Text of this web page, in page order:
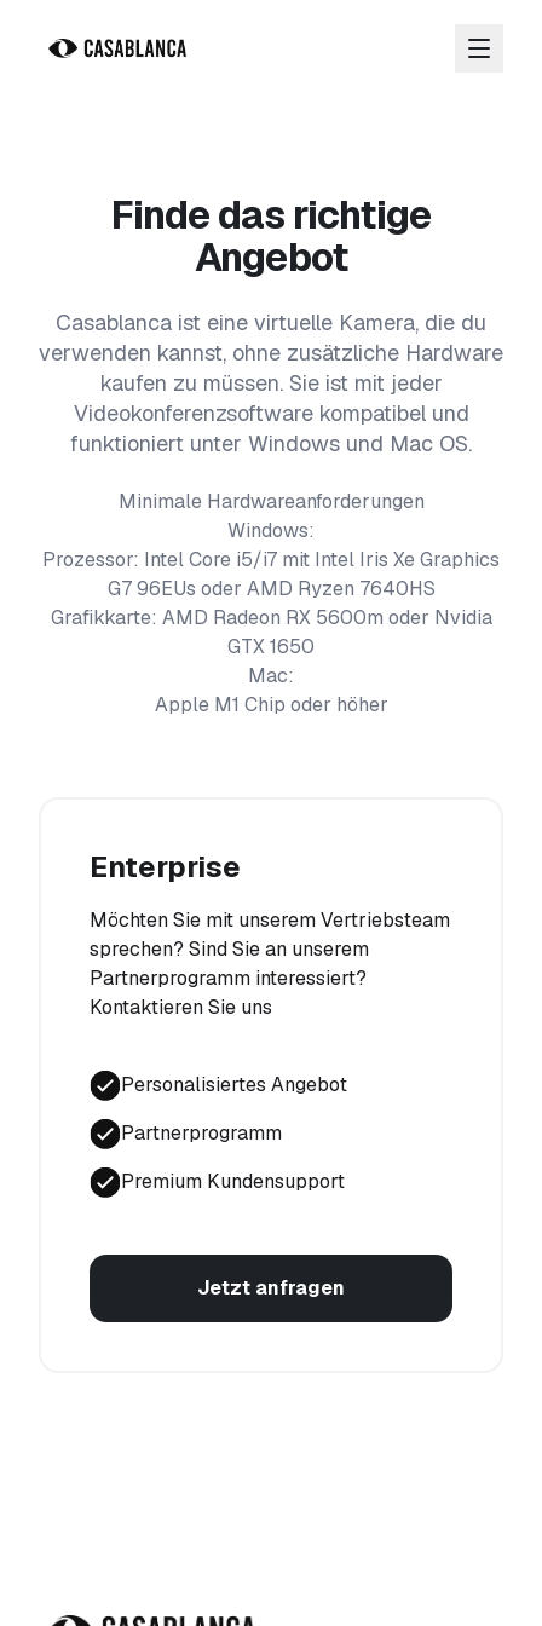
Finde das richtige
Angebot
Casablanca ist eine virtuelle Kamera, die du
verwenden kannst, ohne zusätzliche Hardware
kaufen zu müssen. Sie ist mit jeder
Videokonferenzsoftware kompatibel und
funktioniert unter Windows und Mac OS.
Minimale Hardwareanforderungen
Windows:
Prozessor: Intel Core i5/i7 mit Intel Iris Xe Graphics
G7 96EUs oder AMD Ryzen 7640HS
Grafikkarte: AMD Radeon RX 5600m oder Nvidia
GTX 1650
Mac:
Apple M1 Chip oder höher
Enterprise
Möchten Sie mit unserem Vertriebsteam
sprechen? Sind Sie an unserem
Partnerprogramm interessiert?
Kontaktieren Sie uns
Personalisiertes Angebot
Partnerprogramm
Premium Kundensupport
Jetzt anfragen